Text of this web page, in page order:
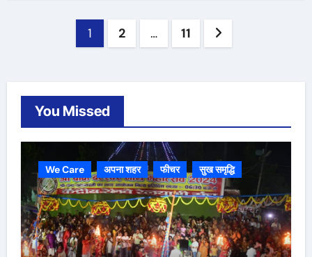
1 2 … 11
You Missed
We Care अपना शहर फीचर सुख समृद्धि